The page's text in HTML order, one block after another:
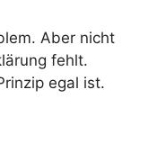
Aber nicht
fehlt.
egal ist.